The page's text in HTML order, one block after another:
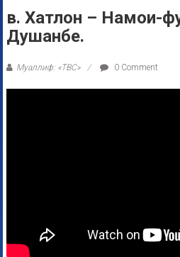
в. Хатлон – Намои-
Душанбе.
Муаллиф: «ТВС» 0 Comment